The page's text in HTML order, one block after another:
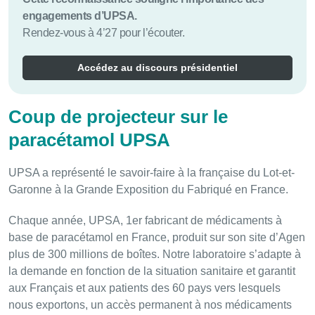
engagements d’UPSA.
Rendez-vous à 4’27 pour l’écouter.
Accédez au discours présidentiel
Coup de projecteur sur le
paracétamol UPSA
UPSA a représenté le savoir-faire à la française du Lot-et-
Garonne à la Grande Exposition du Fabriqué en France.
Chaque année, UPSA, 1er fabricant de médicaments à
base de paracétamol en France, produit sur son site d’Agen
plus de 300 millions de boîtes. Notre laboratoire s’adapte à
la demande en fonction de la situation sanitaire et garantit
aux Français et aux patients des 60 pays vers lesquels
nous exportons, un accès permanent à nos médicaments